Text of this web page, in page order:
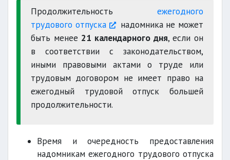
Продолжительность ежегодного
трудового отпуска
надомника не может
быть менее 21 календарного дня, если он
в соответствии с законодательством,
иными правовыми актами о труде или
трудовым договором не имеет право на
ежегодный трудовой отпуск большей
продолжительности.
Время и очередность предоставления
надомникам ежегодного трудового отпуска